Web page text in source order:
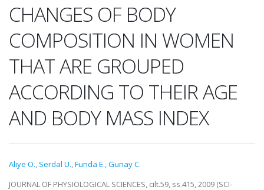
CHANGES OF BODY
COMPOSITION IN WOMEN
THAT ARE GROUPED
ACCORDING TO THEIR AGE
AND BODY MASS INDEX
Aliye O., Serdal U.,Funda E.,Gunay C.
JOURNAL OF PHYSIOLOGICAL SCIENCES, cilt.59, ss.415, 2009 (SCI-